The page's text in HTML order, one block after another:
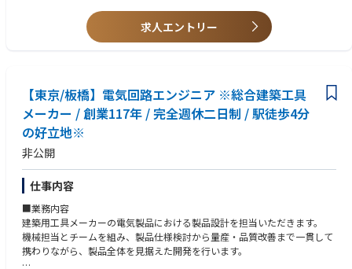
■組織のミッション
・本部・事業部：防衛事業、宇宙事業の全般業務
・技術第一課
防衛・宇宙分野向け高周波デバイス・モジュール・コンポーネントの設
計・開発
■使用言語、環境、ツール、資格等
【回路シミュレータ】 ADS (Advanced Design System )
【電磁界解析】 Ansys HFSS
■業務の魅力
・防衛・宇宙事業に関わることで国家安全保障やインフラ構築等、社会に
貢献できます。
・レーダ、アンテナを構成する部品の一つである化合物半導体について、
世界最先端の技術に関わることができます。
求人エントリー
【東京/板橋】電気回路エンジニア ※総合建築工具
メーカー / 創業117年 / 完全週休二日制 / 駅徒歩4分
の好立地※
非公開
仕事内容
■業務内容
建築用工具メーカーの電気製品における製品設計を担当いただきます。
機械担当とチームを組み、製品仕様検討から量産・品質改善まで一貫して
携わりながら、製品全体を見据えた開発を行います。